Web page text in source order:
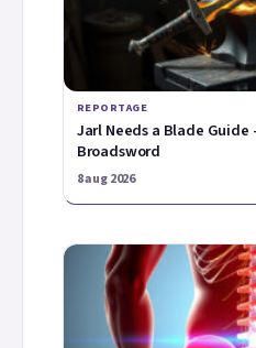
REPORTAGE
Jarl Needs a Blade Guide
Broadsword
8 aug 2026